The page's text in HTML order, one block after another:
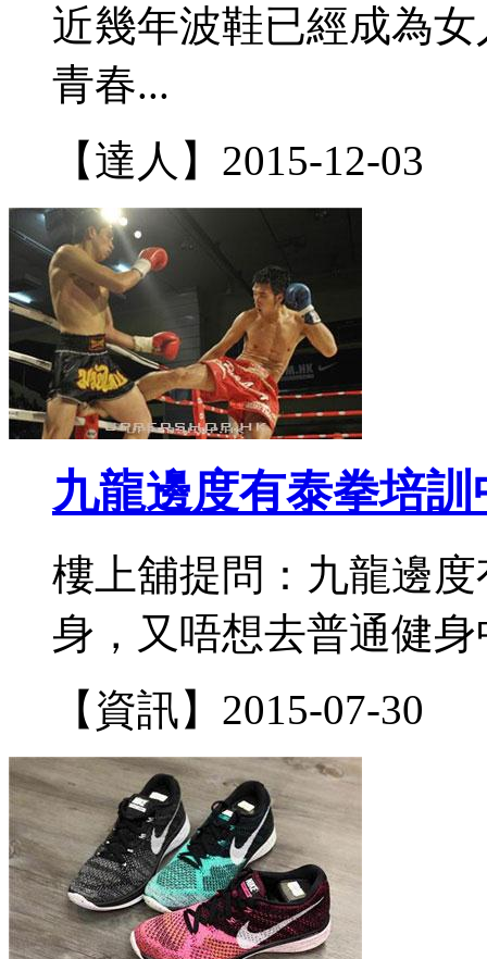
近幾年波鞋已經成為
青春...
【達人】 2015-12-03
九龍邊度有泰拳培
樓上舖提問：九龍邊
身，又唔想去普通健
【資訊】 2015-07-30